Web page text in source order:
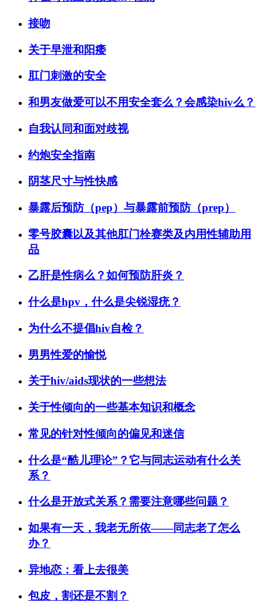
接吻
关于早泄和阳痿
肛门刺激的安全
和男友做爱可以不用安全套么？会感染hiv么？
自我认同和面对歧视
约炮安全指南
阴茎尺寸与性快感
暴露后预防（pep）与暴露前预防（prep）
零号胶囊以及其他肛门栓赛类及内用性辅助用
品
乙肝是性病么？如何预防肝炎？
什么是hpv，什么是尖锐湿疣？
为什么不提倡hiv自检？
男男性爱的愉悦
关于hiv/aids现状的一些想法
关于性倾向的一些基本知识和概念
常见的针对性倾向的偏见和迷信
什么是“酷儿理论”？它与同志运动有什么关
系？
什么是开放式关系？需要注意哪些问题？
如果有一天，我老无所依——同志老了怎么
办？
异地恋：看上去很美
包皮，割还是不割？